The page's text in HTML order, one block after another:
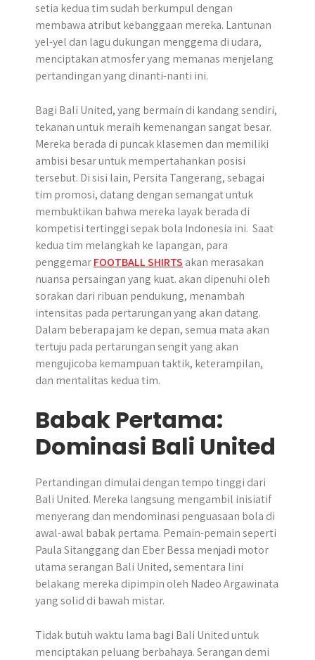
setia kedua tim sudah berkumpul dengan
membawa atribut kebanggaan mereka. Lantunan
yel-yel dan lagu dukungan menggema di udara,
menciptakan atmosfer yang memanas menjelang
pertandingan yang dinanti-nanti ini.
Bagi Bali United, yang bermain di kandang sendiri,
tekanan untuk meraih kemenangan sangat besar.
Mereka berada di puncak klasemen dan memiliki
ambisi besar untuk mempertahankan posisi
tersebut. Di sisi lain, Persita Tangerang, sebagai
tim promosi, datang dengan semangat untuk
membuktikan bahwa mereka layak berada di
kompetisi tertinggi sepak bola Indonesia ini. Saat
kedua tim melangkah ke lapangan, para
penggemarFOOTBALL SHIRTS akan merasakan
nuansa persaingan yang kuat. akan dipenuhi oleh
sorakan dari ribuan pendukung, menambah
intensitas pada pertarungan yang akan datang.
Dalam beberapa jam ke depan, semua mata akan
tertuju pada pertarungan sengit yang akan
mengujicoba kemampuan taktik, keterampilan,
dan mentalitas kedua tim.
Babak Pertama:
Dominasi Bali United
Pertandingan dimulai dengan tempo tinggi dari
Bali United. Mereka langsung mengambil inisiatif
menyerang dan mendominasi penguasaan bola di
awal-awal babak pertama. Pemain-pemain seperti
Paula Sitanggang dan Eber Bessa menjadi motor
utama serangan Bali United, sementara lini
belakang mereka dipimpin oleh Nadeo Argawinata
yang solid di bawah mistar.
Tidak butuh waktu lama bagi Bali United untuk
menciptakan peluang berbahaya. Serangan demi